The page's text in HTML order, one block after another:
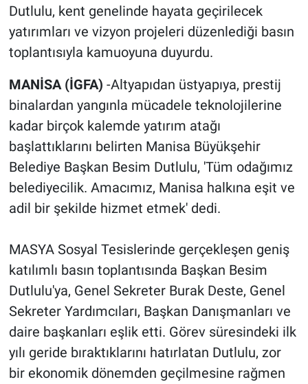
Dutlulu, kent genelinde hayata geçirilecek
yatırımları ve vizyon projeleri düzenlediği basın
toplantısıyla kamuoyuna duyurdu.
MANİSA (İGFA) -Altyapıdan üstyapıya, prestij
binalardan yangınla mücadele teknolojilerine
kadar birçok kalemde yatırım atağı
başlattıklarını belirten Manisa Büyükşehir
Belediye Başkan Besim Dutlulu, 'Tüm odağımız
belediyecilik. Amacımız, Manisa halkına eşit ve
adil bir şekilde hizmet etmek' dedi.
MASYA Sosyal Tesislerinde gerçekleşen geniş
katılımlı basın toplantısında Başkan Besim
Dutlulu'ya, Genel Sekreter Burak Deste, Genel
Sekreter Yardımcıları, Başkan Danışmanları ve
daire başkanları eşlik etti. Görev süresindeki ilk
yılı geride bıraktıklarını hatırlatan Dutlulu, zor
bir ekonomik dönemden geçilmesine rağmen